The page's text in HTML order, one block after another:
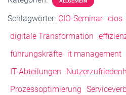
Schlagwörter: CIO-Seminar cios
digitale Transformation
führungskräfte it management
IT-Abteilungen
Prozessoptimierung